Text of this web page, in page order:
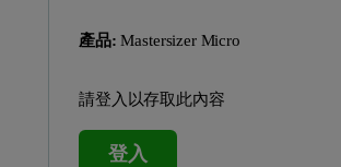
產品:Mastersizer Micro
請登入以存取此內容
登入